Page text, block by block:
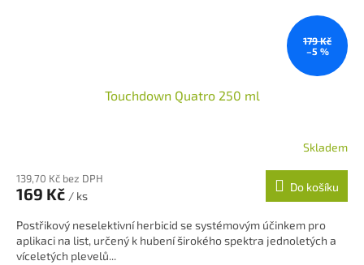
179 Kč
–5 %
Touchdown Quatro 250 ml
produktu
je
z
5
hvězdiček.
Skladem
139,70 Kč bez DPH
169 Kč / ks
Do košíku
Postřikový neselektivní herbicid se systémovým účinkem pro
aplikaci na list, určený k hubení širokého spektra jednoletých a
víceletých plevelů...